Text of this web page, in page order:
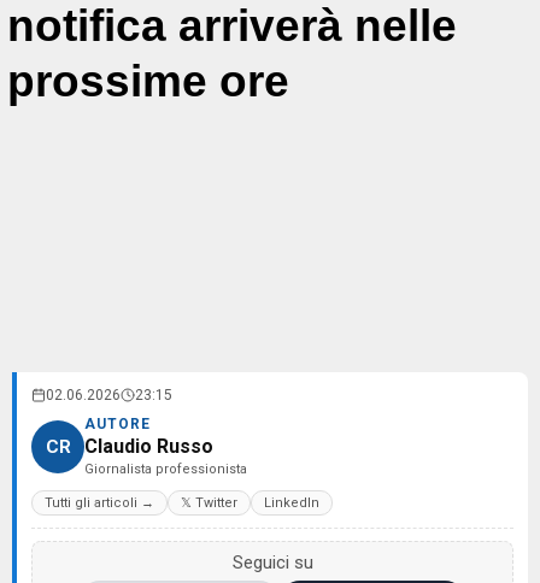
notifica arriverà nelle
prossime ore
02.06.2026 23:15
CR
AUTORE
Claudio Russo
Giornalista professionista
Tutti gli articoli → 𝕏 Twitter LinkedIn
Seguici su